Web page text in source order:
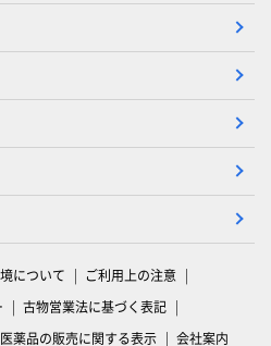
について
ご利用上の注意
古物営業法に基づく表記
医薬品の販売に関する表示 会社案内